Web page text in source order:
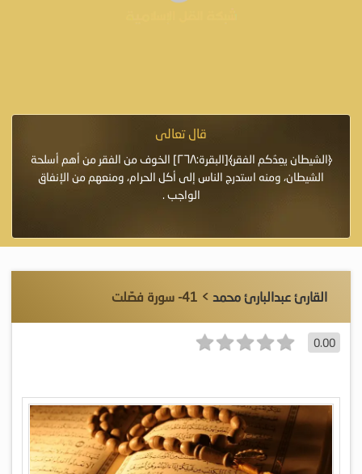
قال تعالى
﴿الشيطان يعِدُكم الفقر﴾[البقرة:٢٦٨] الخوف من الفقر من أهم أسلحة
الشيطان، ومنه استدرج الناس إلى أكل الحرام، ومنعهم من الإنفاق
الواجب .
القارئ عبدالبارئ محمد > 41- سورة فصّلت
0.00